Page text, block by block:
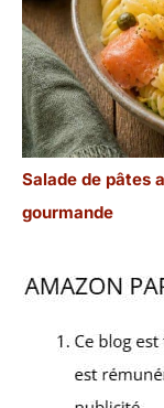
Salade de pâtes
gourmande